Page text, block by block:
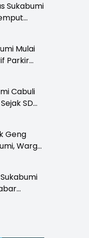
Sukabumi
Mulai
Parkir
Wisata,
Cabuli
SD
Geng
Warga
Ciawi-